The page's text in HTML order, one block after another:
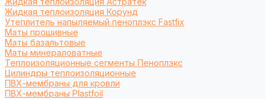
Жидкая теплоизоляция Корунд
Утеплитель напыляемый пеноплэкс Fastfix
Маты прошивные
Маты базальтовые
Маты минераловатные
Теплоизоляционные сегменты Пеноплэкс
Цилиндры теплоизоляционные
ПВХ-мембраны для кровли
ПВХ-мембраны Plastfoil